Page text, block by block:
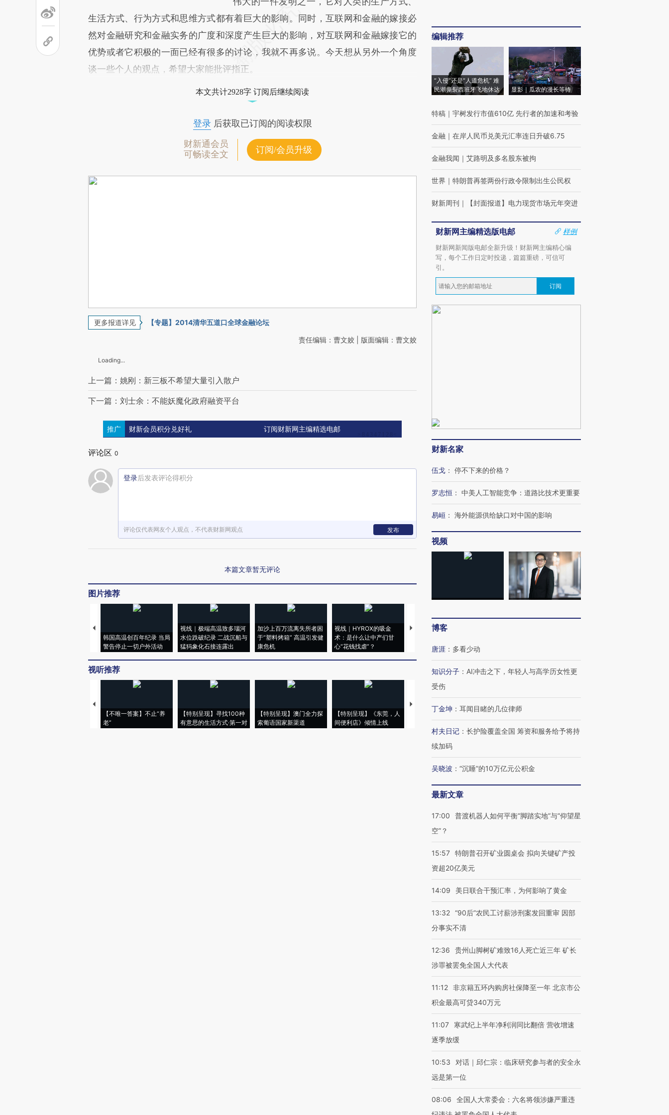
生活方式、行为方式和思维方式都有着巨大的影响。同时，互联网和金融的嫁接必
然对金融研究和金融实务的广度和深度产生巨大的影响，对互联网和金融嫁接它的
优势或者它积极的一面已经有很多的讨论，我就不再多说。今天想从另外一个角度
谈一些个人的观点，希望大家能批评指正。
本文共计2928字 订阅后继续阅读
登录后获取已订阅的阅读权限
财新通会员
可畅读全文
订阅/会员升级
更多报道详见 【专题】2014清华五道口全球金融论坛
责任编辑：曹文姣 | 版面编辑：曹文姣
Loading...
上一篇：姚刚：新三板不希望大量引入散户
下一篇：刘士余：不能妖魔化政府融资平台
推广 财新会员积分兑好礼 订阅财新网主编精选电邮
评论区 0
登录后发表评论得积分
评论仅代表网友个人观点，不代表财新网观点 发布
本篇文章暂无评论
图片推荐
韩国高温创百年纪录 当局
警告停止一切户外活动
视线｜极端高温致多瑙河
水位跌破纪录 二战沉船与
猛犸象化石接连露出
加沙上百万流离失所者困
于“塑料烤箱” 高温引发健
康危机
视线｜HYROX的吸金
术：是什么让中产们甘
心“花钱找虐”？
马航飞行员跨国走私7万
视听推荐
【不唯一答案】不止“养
老”
【特别呈现】寻找100种
有意思的生活方式·第一对
【特别呈现】澳门全力探
索葡语国家新渠道
【特别呈现】《东莞，人
间便利店》倾情上线
【推广】走进第四届链博
会，让数智科技“链”接产
【特别呈现】寻找100种
有意思的生活方式·第三对
住三大增长引擎是什么？
编辑推荐
“入侵”还是“人道危机” 难
民潮撕裂西班牙飞地休达
显影｜瓜农的漫长等待
特稿 ｜ 宇树发行市值610亿 先行者的加速和考验
金融 ｜ 在岸人民币兑美元汇率连日升破6.75
金融我闻 ｜ 艾路明及多名股东被拘
世界 ｜ 特朗普再签两份行政令限制出生公民权
财新周刊 ｜ 【封面报道】电力现货市场元年突进
财新网主编精选版电邮
样例
财新网新闻版电邮全新升级！财新网主编精心编
写，每个工作日定时投递，篇篇重磅，可信可
引。
订阅
财新名家
伍戈 ： 停不下来的价格？
罗志恒 ： 中美人工智能竞争：道路比技术更重要
易峘 ： 海外能源供给缺口对中国的影响
视频
博客
唐涯 ： 多看少动
知识分子 ： AI冲击之下，年轻人与高学历女性更
受伤
丁金坤 ： 耳闻目睹的几位律师
村夫日记 ： 长护险覆盖全国 筹资和服务给予将持
续加码
吴晓波 ： “沉睡”的10万亿元公积金
最新文章
17:00
普渡机器人如何平衡“脚踏实地”与“仰望星
空”？
15:57 特朗普召开矿业圆桌会 拟向关键矿产投
资超20亿美元
14:09 美日联合干预汇率，为何影响了黄金
13:32 “90后”农民工讨薪涉刑案发回重审 因部
分事实不清
12:36
贵州山脚树矿难致16人死亡近三年 矿长
涉罪被罢免全国人大代表
11:12 非京籍五环内购房社保降至一年 北京市公
积金最高可贷340万元
11:07
寒武纪上半年净利润同比翻倍 营收增速
逐季放缓
10:53
对话｜邱仁宗：临床研究参与者的安全永
远是第一位
08:06
全国人大常委会：六名将领涉嫌严重违